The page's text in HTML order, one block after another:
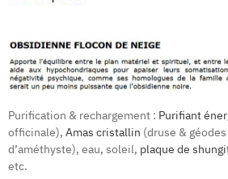
Purification & rechargement : Purifiant
officinale), Amas cristallin (druse &
d’améthyste), eau, soleil, plaque de
etc.